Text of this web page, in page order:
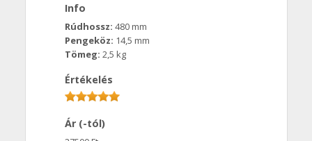
Info
Rúdhossz: 480 mm
Pengeköz: 14,5 mm
Tömeg: 2,5 kg
Értékelés
Ár (-tól)